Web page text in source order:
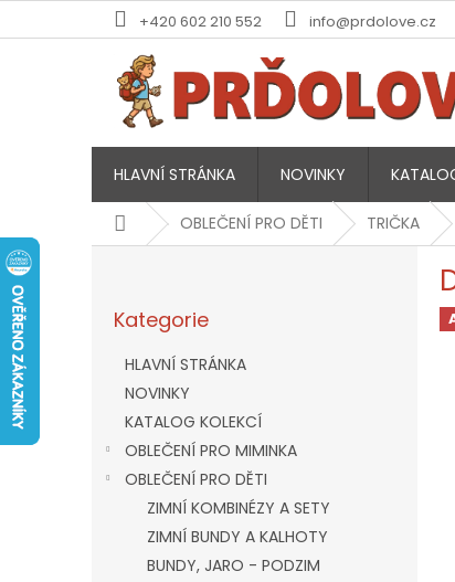
+420 602 210 552 info@prdolove.cz
HLAVNÍ STRÁNKA NOVINKY
DomůOBLEČENÍ PRO DĚTI TRIČKA
kategorie
Kategorie
HLAVNÍ STRÁNKA
NOVINKY
KATALOG KOLEKCÍ
OBLEČENÍ PRO MIMINKA
OBLEČENÍ PRO DĚTI
ZIMNÍ KOMBINÉZY A SETY
ZIMNÍ BUNDY A KALHOTY
BUNDY, JARO - PODZIM